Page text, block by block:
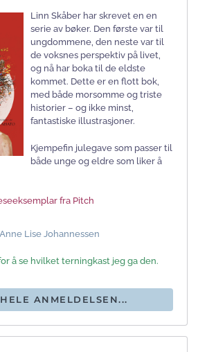
Linn Skåber har skrevet en en
serie av bøker. Den første var til
ungdommene, den neste var til
de voksnes perspektiv på livet,
og nå har boka til de eldste
kommet. Dette er en flott bok,
med både morsomme og triste
historier – og ikke minst,
fantastiske illustrasjoner.
Kjempefin julegave som passer til
både unge og eldre som liker å
fra Pitch
Lise Johannessen
å se hvilket terningkast jeg ga den.
ANMELDELSEN...